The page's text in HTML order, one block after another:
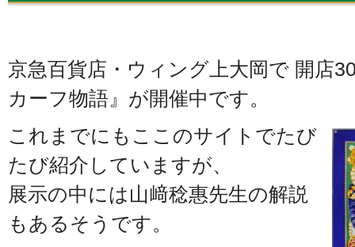
京急百貨店・ウィング上大岡で 開店
カーフ物語』が開催中です。
これまでにもここのサイトでたび
たび紹介していますが、
展示の中には山﨑稔惠先生の解説
もあるそうです。